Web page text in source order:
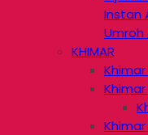
Instan
Umroh
KHIMAR
Khimar